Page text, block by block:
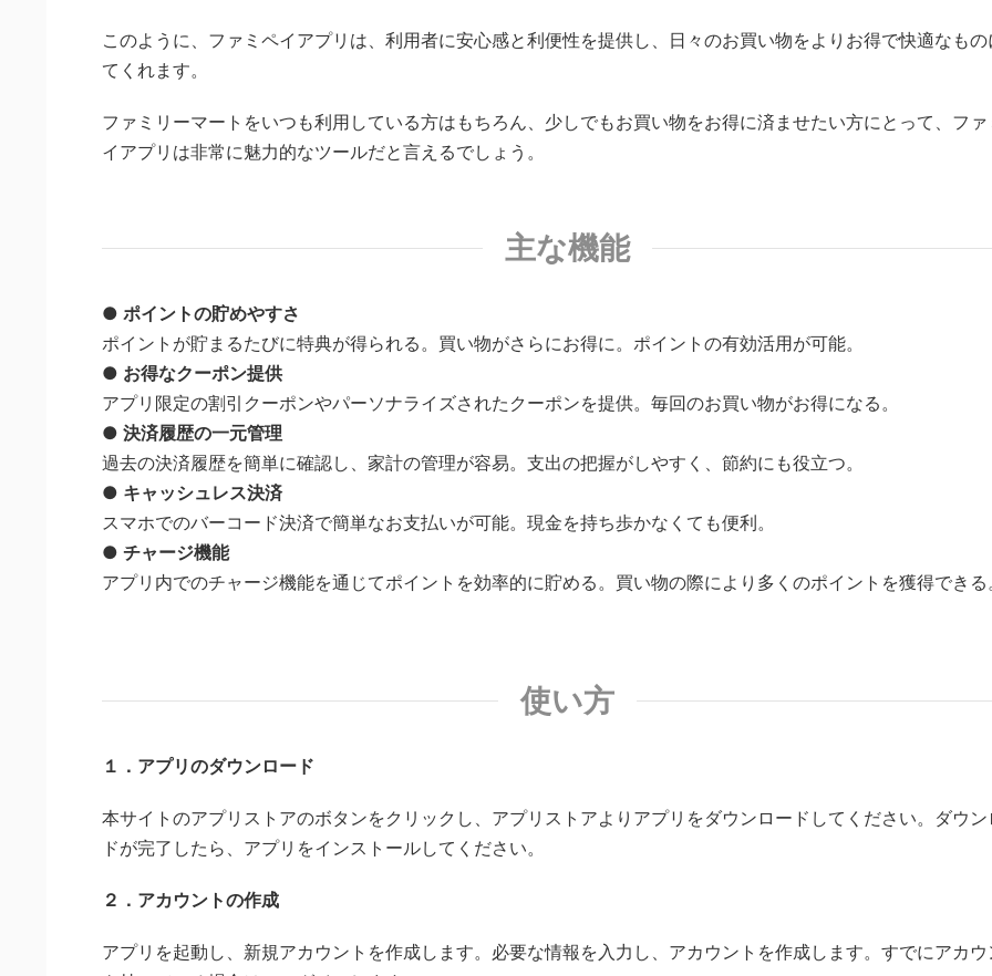
このように、ファミペイアプリは、利用者に安心感と利便性を提供し、日々のお買い物をよりお得で快適なもの
てくれます。
ファミリーマートをいつも利用している方はもちろん、少しでもお買い物をお得に済ませたい方にとって、ファ
イアプリは非常に魅力的なツールだと言えるでしょう。
主な機能
● ポイントの貯めやすさ
ポイントが貯まるたびに特典が得られる。買い物がさらにお得に。ポイントの有効活用が可能。
● お得なクーポン提供
アプリ限定の割引クーポンやパーソナライズされたクーポンを提供。毎回のお買い物がお得になる。
● 決済履歴の一元管理
過去の決済履歴を簡単に確認し、家計の管理が容易。支出の把握がしやすく、節約にも役立つ。
● キャッシュレス決済
スマホでのバーコード決済で簡単なお支払いが可能。現金を持ち歩かなくても便利。
● チャージ機能
アプリ内でのチャージ機能を通じてポイントを効率的に貯める。買い物の際により多くのポイントを獲得できる
使い方
１．アプリのダウンロード
本サイトのアプリストアのボタンをクリックし、アプリストアよりアプリをダウンロードしてください。ダウン
ドが完了したら、アプリをインストールしてください。
２．アカウントの作成
アプリを起動し、新規アカウントを作成します。必要な情報を入力し、アカウントを作成します。すでにアカウ